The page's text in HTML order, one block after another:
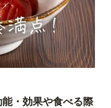
・効果や食べる際